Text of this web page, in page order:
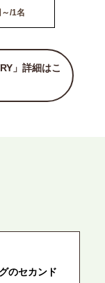
/1名
」詳細はこ
のセカンド